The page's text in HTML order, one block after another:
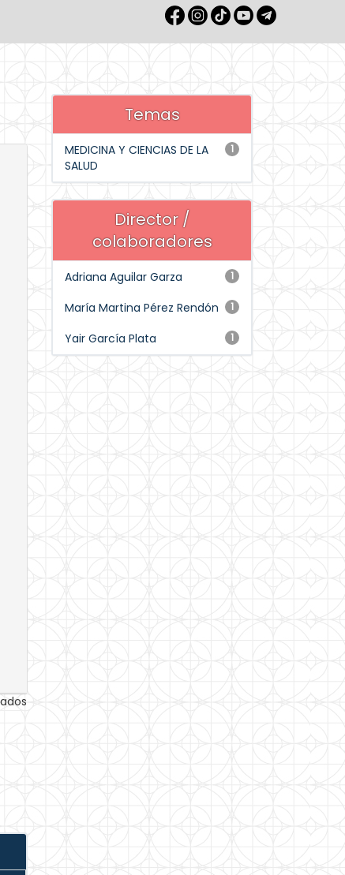
Temas
1
MEDICINA Y CIENCIAS DE LA
SALUD
Director /
colaboradores
1
Adriana Aguilar Garza
1
María Martina Pérez Rendón
1
Yair García Plata